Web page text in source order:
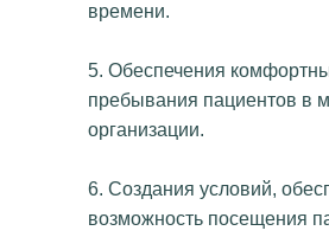
времени.
5. Обеспечения
пребывания пациентов в
организации.
6. Создания условий,
возможность посещения